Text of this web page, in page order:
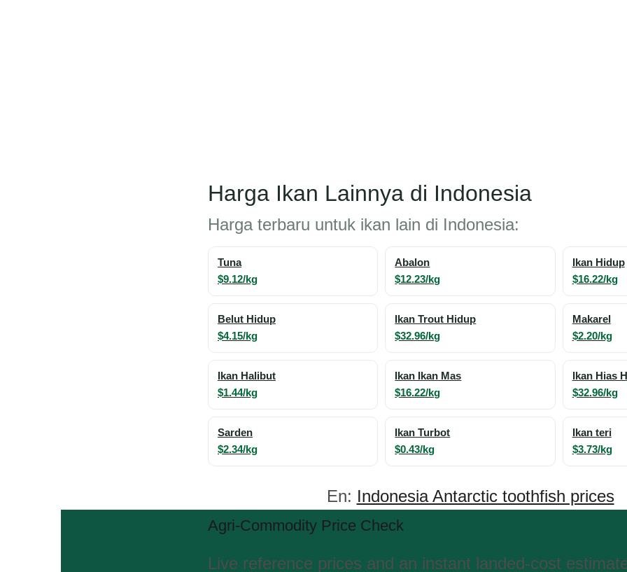
Harga Ikan Lainnya di Indonesia
Harga terbaru untuk ikan lain di Indonesia:
Tuna
$9.12/kg
Abalon
$12.23/kg
Ikan Hidup
$16.22/kg
Belut Hidup
$4.15/kg
Ikan Trout Hidup
$32.96/kg
Makarel
$2.20/kg
Ikan Halibut
$1.44/kg
Ikan Ikan Mas
$16.22/kg
Ikan Hias
$32.96/kg
Sarden
$2.34/kg
Ikan Turbot
$0.43/kg
Ikan teri
$3.73/kg
En: Indonesia Antarctic toothfish prices
Agri-Commodity Price Check
Live reference prices and an instant landed-cost